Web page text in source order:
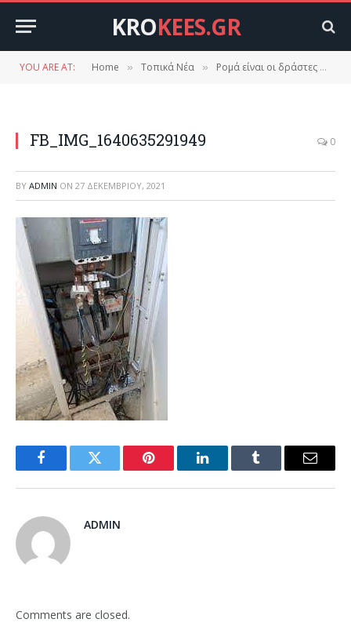
KROKEES.GR
YOU ARE AT: Home » Τοπικά Νέα » Ρομά είναι οι δράστες δολιοφθοράς στον δήμο Ευρώτα.
FB_IMG_1640635291949 0
BY ADMIN ON 27 ΔΕΚΕΜΒΡΊΟΥ, 2021
FacebookTwitter Pinterest LinkedInTumblr Email
ADMIN
Comments are closed.